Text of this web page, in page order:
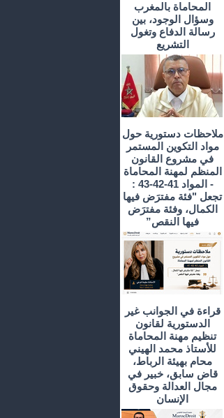
المحاماة بالمغرب
وسؤال الوجود، بين
رسالة الدفاع وتغول
التشريع
ملاحظات دستورية حول
مواد التكوين المستمر
في مشروع القانون
المنظم لمهنة المحاماة
- المواد 41-42-43 :
تجعل "فئة مفترَض فيها
الكمال، وفئة مفترَض
فيها النقص”
قراءة في الجوانب غير
الدستورية لقانون
تنظيم مهنة المحاماة
للأستاذ محمد الهيني
محام بهيئة الرباط،
قاض سابق، خبير في
مجال العدالة وحقوق
الإنسان